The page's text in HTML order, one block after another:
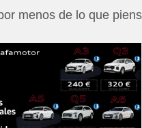
menos de lo que